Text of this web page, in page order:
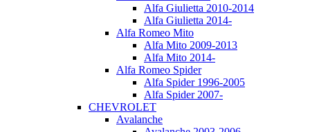
Alfa Giulietta 2010-2014
Alfa Giulietta 2014-
Alfa Romeo Mito
Alfa Mito 2009-2013
Alfa Mito 2014-
Alfa Romeo Spider
Alfa Spider 1996-2005
Alfa Spider 2007-
CHEVROLET
Avalanche